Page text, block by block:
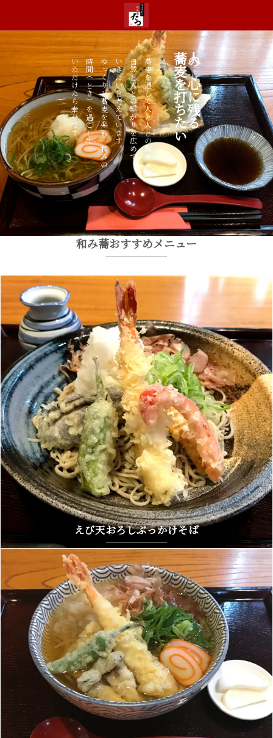
人の心に残る
蕎麦を打ちたい
蕎麦を通して人と人との繋がりや
自然と人との繋がりを広めて
いきたいと考えています。
ゆっくりと蕎麦を楽しむ和みの
時間（とき）を過ごして
いただけたら幸せです。
和み蕎おすすめメニュー
えび天おろしぶっかけそば